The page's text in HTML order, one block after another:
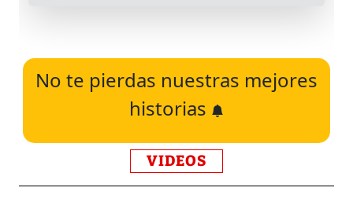
No te pierdas nuestras mejores
historias
VIDEOS